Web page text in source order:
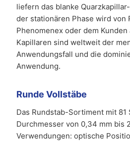
liefern das blanke
der stationären Phase wird von
Phenomenex oder dem
Kapillaren sind weltweit der
Anwendungsfall und die
Anwendung.
Runde Vollstäbe
Das Rundstab-Sortiment mit 81
Durchmesser von 0,34 mm bis
Verwendungen: optische